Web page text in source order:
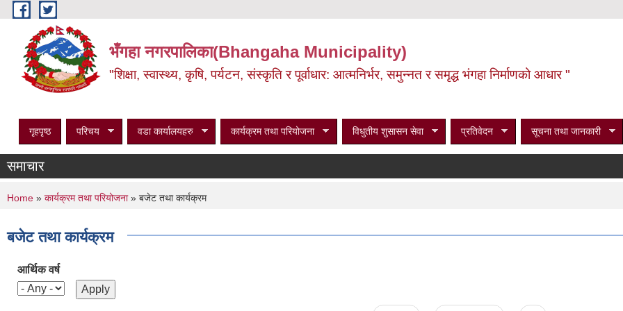
Skip to main content
भँगहा नगरपालिका(Bhangaha Municipality)
"शिक्षा, स्वास्थ्य, कृषि, पर्यटन, संस्कृति र पूर्वाधार: आत्मनिर्भर, समुन्नत र समृद्ध भंगहा निर्माणको आधार "
गृहपृष्ठ परिचय वडा कार्यालयहरु कार्यक्रम तथा परियोजना विधुतीय शुसासन सेवा प्रतिवेदन सूचना तथा जानकारी
समाचार
You are here
Home » कार्यक्रम तथा परियोजना» बजेट तथा कार्यक्रम
बजेट तथा कार्यक्रम
आर्थिक वर्ष